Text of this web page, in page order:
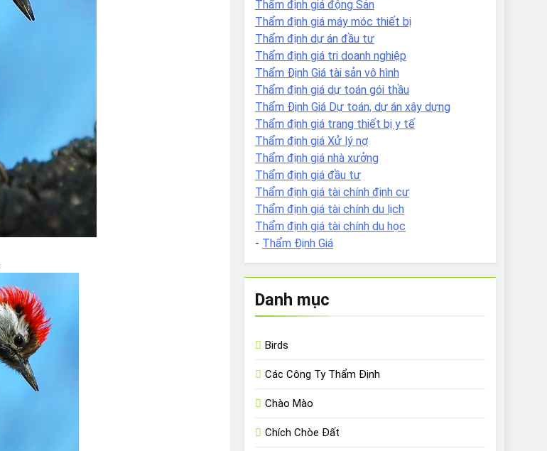
Thẩm định giá động Sản
Thẩm định giá máy móc thiết bị
Thẩm định dự án đầu tư
Thẩm định giá tri doanh nghiệp
Thẩm Định Giá tài sản vô hình
Thẩm định giá dự toán gói thầu
Thẩm Định Giá Dự toán, dự án xây dựng
Thẩm định giá trang thiết bị y tế
Thẩm định giá Xử lý nợ
Thẩm định giá nhà xưởng
Thẩm định giá đầu tư
Thẩm định giá tài chính định cư
Thẩm định giá tài chính du lịch
Thẩm định giá tài chính du học
- Thẩm Định Giá
Danh mục
Birds
Các Công Ty Thẩm Định
Chào Mào
Chích Chòe Đất